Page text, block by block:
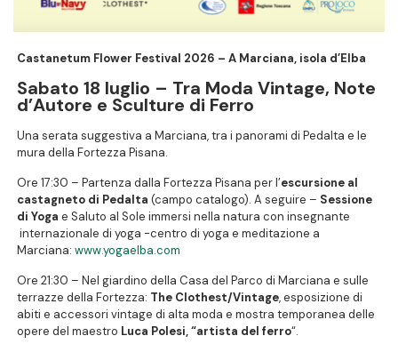
Castanetum Flower Festival 2026 – A Marciana, isola d’Elba
Sabato 18 luglio – Tra Moda Vintage, Note
d’Autore e Sculture di Ferro
Una serata suggestiva a Marciana, tra i panorami di Pedalta e le
mura della Fortezza Pisana.
Ore 17:30 – Partenza dalla Fortezza Pisana per l’escursione al
castagneto di Pedalta (campo catalogo). A seguire – Sessione
di Yoga e Saluto al Sole immersi nella natura con insegnante
internazionale di yoga -centro di yoga e meditazione a
Marciana:www.yogaelba.com
Ore 21:30 – Nel giardino della Casa del Parco di Marciana e sulle
terrazze della Fortezza: The Clothest/Vintage, esposizione di
abiti e accessori vintage di alta moda e mostra temporanea delle
opere del maestro Luca Polesi, “artista del ferro“.